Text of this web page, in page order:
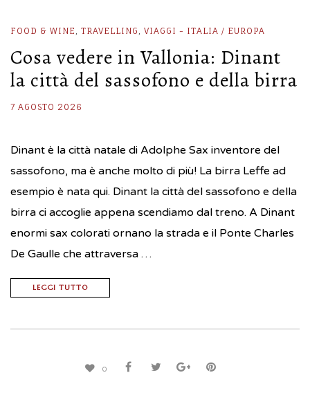
FOOD & WINE , TRAVELLING , VIAGGI - ITALIA / EUROPA
Cosa vedere in Vallonia: Dinant
la città del sassofono e della birra
7 AGOSTO 2026
Dinant è la città natale di Adolphe Sax inventore del
sassofono, ma è anche molto di più! La birra Leffe ad
esempio è nata qui. Dinant la città del sassofono e della
birra ci accoglie appena scendiamo dal treno. A Dinant
enormi sax colorati ornano la strada e il Ponte Charles
De Gaulle che attraversa …
LEGGI TUTTO
0